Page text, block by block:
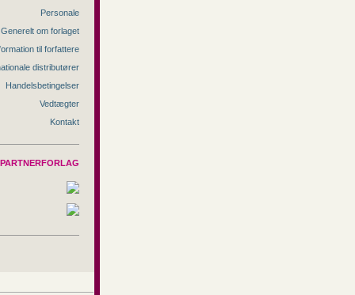
Personale
Generelt om forlaget
til forfattere
distributører
Handelsbetingelser
Vedtægter
Kontakt
PARTNERFORLAG